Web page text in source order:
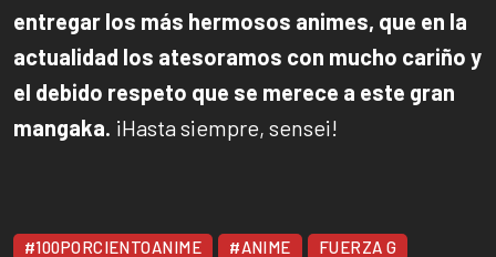
entregar los más hermosos animes, que en la
actualidad los atesoramos con mucho cariño y
el debido respeto que se merece a este gran
mangaka. ¡Hasta siempre, sensei!
#100PORCIENTOANIME #ANIME FUERZA G